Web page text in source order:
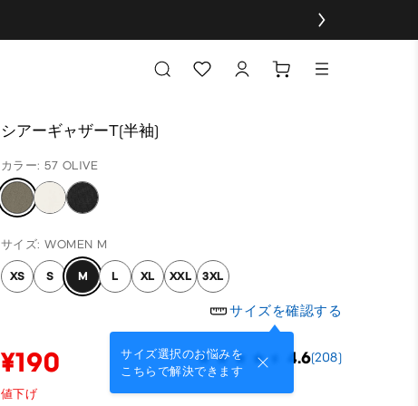
シアーギャザーT(半袖)
カラー: 57 OLIVE
サイズ: WOMEN M
XS S M L XL XXL 3XL
サイズを確認する
サイズ選択のお悩みを
こちらで解決できます
¥190 4.6(208)
値下げ